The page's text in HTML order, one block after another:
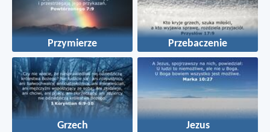
Przymierze Przebaczenie
Grzech Jezus